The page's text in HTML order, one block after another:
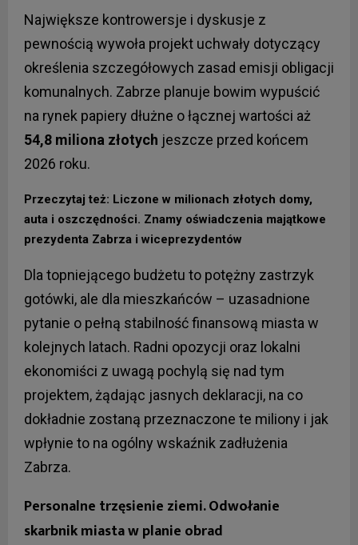
Największe kontrowersje i dyskusje z
pewnością wywoła projekt uchwały dotyczący
określenia szczegółowych zasad emisji obligacji
komunalnych. Zabrze planuje bowim wypuścić
na rynek papiery dłużne o łącznej wartości aż
54,8 miliona złotych jeszcze przed końcem
2026 roku.
Przeczytaj też: Liczone w milionach złotych domy,
auta i oszczędności. Znamy oświadczenia majątkowe
prezydenta Zabrza i wiceprezydentów
Dla topniejącego budżetu to potężny zastrzyk
gotówki, ale dla mieszkańców – uzasadnione
pytanie o pełną stabilność finansową miasta w
kolejnych latach. Radni opozycji oraz lokalni
ekonomiści z uwagą pochylą się nad tym
projektem, żądając jasnych deklaracji, na co
dokładnie zostaną przeznaczone te miliony i jak
wpłynie to na ogólny wskaźnik zadłużenia
Zabrza.
Personalne trzęsienie ziemi. Odwołanie
skarbnik miasta w planie obrad